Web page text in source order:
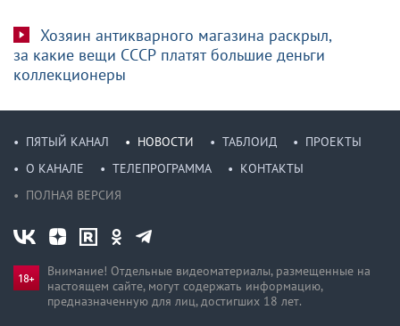
Хозяин антикварного магазина раскрыл,
за какие вещи СССР платят большие деньги
коллекционеры
ПЯТЫЙ КАНАЛ НОВОСТИ ТАБЛОИД
ПРОЕКТЫ
О КАНАЛЕ
ТЕЛЕПРОГРАММА
КОНТАКТЫ
ПОЛНАЯ ВЕРСИЯ
Внимание! Отдельные видеоматериалы, размещенные на
настоящем сайте, могут содержать информацию,
предназначен­ную для лиц, достигших 18 лет.